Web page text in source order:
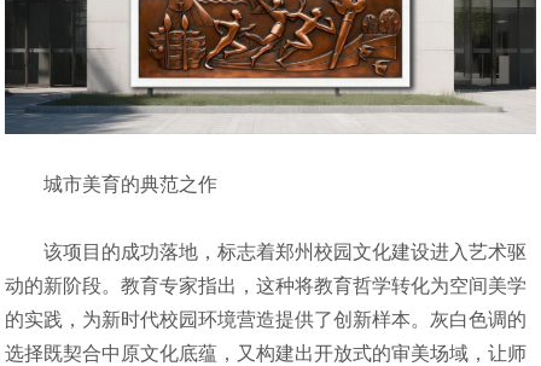
城市美育的典范之作
该项目的成功落地，标志着郑州校园文化建设进入艺术驱
动的新阶段。教育专家指出，这种将教育哲学转化为空间美学
的实践，为新时代校园环境营造提供了创新样本。灰白色调的
选择既契合中原文化底蕴，又构建出开放式的审美场域，让师